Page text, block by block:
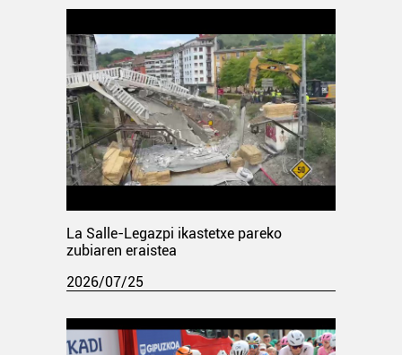
La Salle-Legazpi ikastetxe pareko
zubiaren eraistea
2026/07/25